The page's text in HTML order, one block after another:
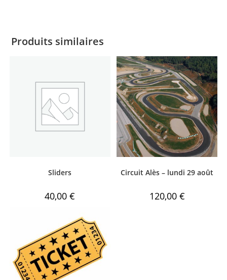
Produits similaires
Sliders
40,00€
Circuit Alès – lundi 29 août
120,00 €